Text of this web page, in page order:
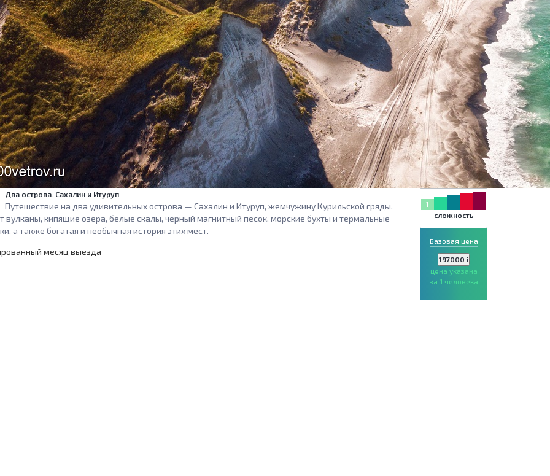
1
сложность
Базовая цена
197000 i
цена указана
за 1 человека
Два острова. Сахалин и Итуруп
Путешествие на два удивительных острова — Сахалин и Итуруп, жемчужину Курильской гряды.
вулканы, кипящие озёра, белые скалы, чёрный магнитный песок, морские бухты и термальные
а также богатая и необычная история этих мест.
месяц выезда